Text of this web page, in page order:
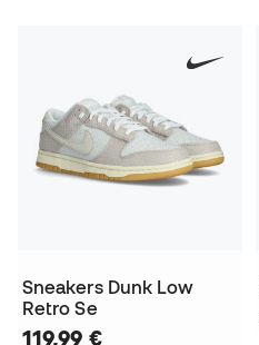
Sneakers Dunk Low
Retro Se
119,99 €